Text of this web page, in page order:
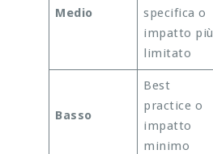
Medio
specifica o
impatto più
limitato
Basso
Best
practice o
impatto
minimo